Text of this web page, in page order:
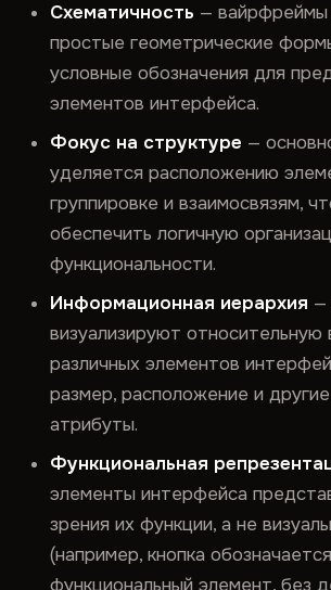
Схематичность — вайрфреймы
простые геометрические
условные обозначения для
элементов интерфейса.
Фокус на структуре —
уделяется расположению
группировке и взаимосвязям,
обеспечить логичную
функциональности.
Информационная иерархия —
визуализируют относительную
различных элементов
размер, расположение и
атрибуты.
Функциональная
элементы интерфейса
зрения их функции, а не
(например, кнопка
функциональный элемент, без